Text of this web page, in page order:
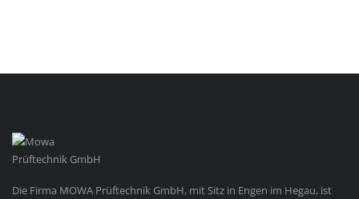
Die Firma MOWA Prüftechnik GmbH, mit Sitz in Engen im Hegau, ist